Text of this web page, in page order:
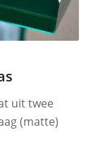
uit twee
(matte)